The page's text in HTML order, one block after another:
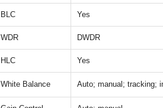
BLC Yes
WDR DWDR
HLC Yes
White Balance Auto; manual; tracking;